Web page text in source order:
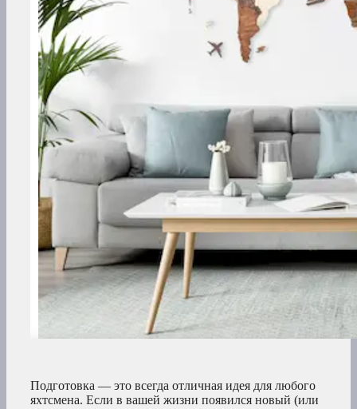
Подготовка — это всегда отличная идея для любого
яхтсмена. Если в вашей жизни появился новый (или